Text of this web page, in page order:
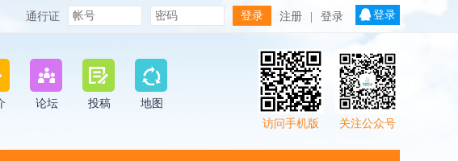
通行证 注册 登录 登录
论坛 投稿
地图
关注公众号
访问手机版